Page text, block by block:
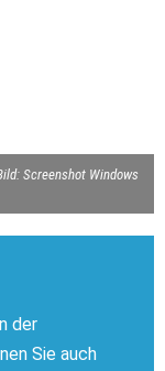
Screenshot Windows
der
Sie auch